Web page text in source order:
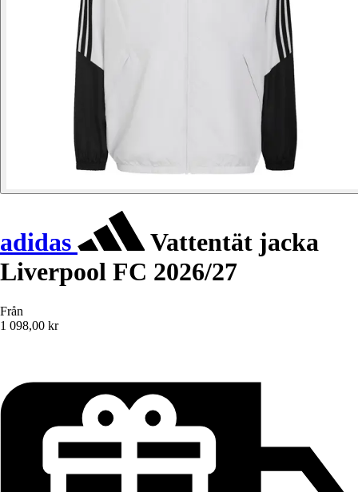
adidas
Vattentät jacka
Liverpool FC 2026/27
Från
1 098,00 kr